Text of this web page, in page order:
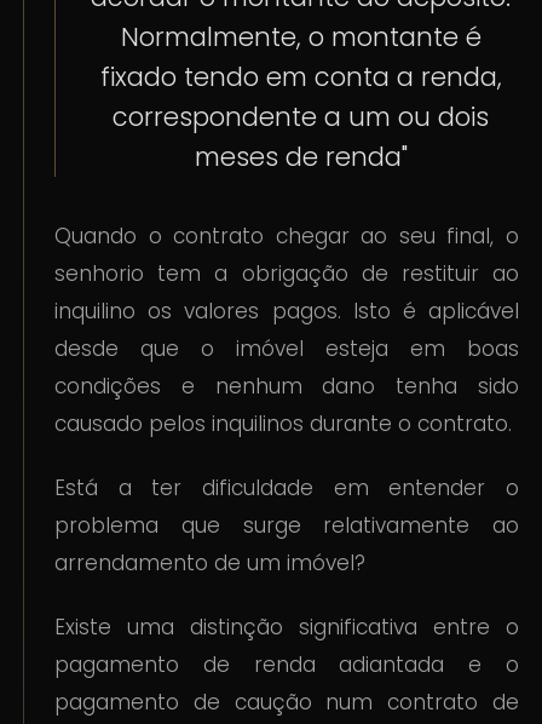
Normalmente, o montante é
fixado tendo em conta a renda,
correspondente a um ou dois
meses de renda"
Quando o contrato chegar ao seu final, o
senhorio tem a obrigação de restituir ao
inquilino os valores pagos. Isto é aplicável
desde que o imóvel esteja em boas
condições e nenhum dano tenha sido
causado pelos inquilinos durante o contrato.
Está a ter dificuldade em entender o
problema que surge relativamente ao
arrendamento de um imóvel?
Existe uma distinção significativa entre o
pagamento de renda adiantada e o
pagamento de caução num contrato de